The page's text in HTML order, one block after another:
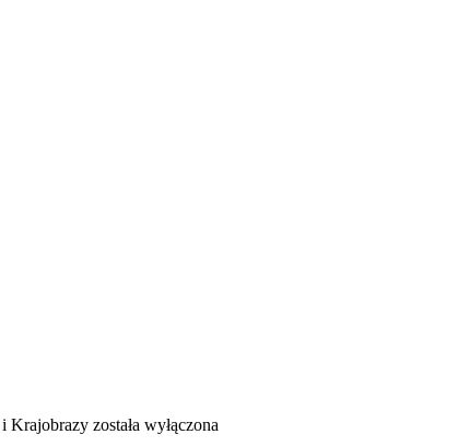
Krajobrazy została wyłączona